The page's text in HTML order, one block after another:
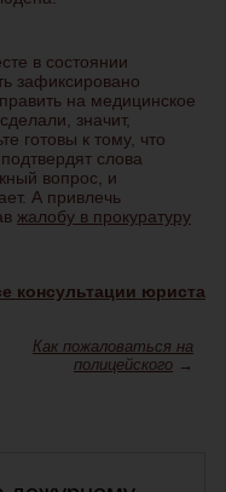
в состоянии
зафиксировано
на медицинское
значит,
готовы к тому, что
слова
вопрос, и
А привлечь
жалобу в прокуратуру
консультации юриста
Как пожаловаться на
полицейского →